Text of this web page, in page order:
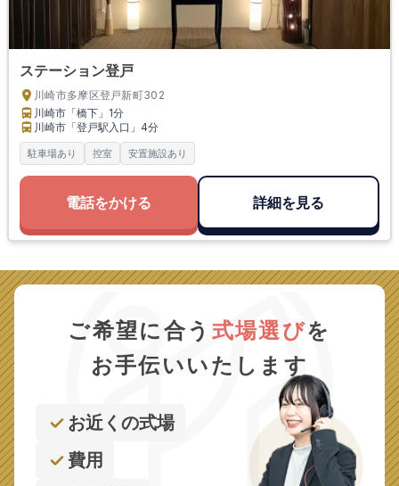
ステーション登戸
川崎市多摩区登戸新町302
川崎市「橋下」 1分
川崎市「登戸駅入口」 4分
駐車場あり 控室 安置施設あり
電話をかける 詳細を見る
ご希望に合う 式場選びを
お手伝いいたします
お近くの式場
費用